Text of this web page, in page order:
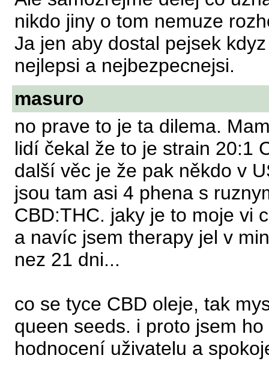
nikdo jiny o tom nemuze
Ja jen aby dostal pejsek
nejlepsi a nejbezpecnejsi.
masuro
no prave to je ta dilema.
lidí čekal že to je strain 20:1
další věc je že pak někdo v
jsou tam asi 4 phena s
CBD:THC. jaky je to moje vi
a navíc jsem therapy jel v
nez 21 dni...
co se tyce CBD oleje, tak
queen seeds. i proto jsem
hodnocení uživatelu a